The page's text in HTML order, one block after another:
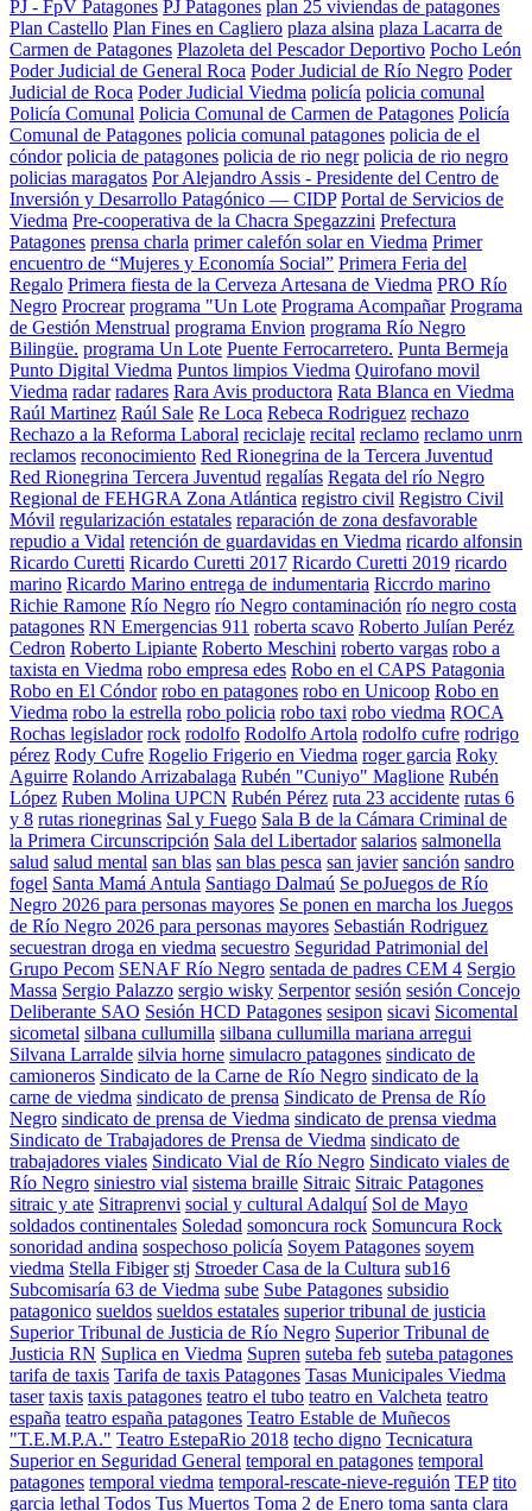
PJ - FpV Patagones PJ Patagones plan 25 viviendas de patagones
Plan Castello Plan Fines en Cagliero plaza alsina plaza Lacarra de
Carmen de Patagones Plazoleta del Pescador Deportivo Pocho León
Poder Judicial de General Roca Poder Judicial de Río Negro Poder
Judicial de Roca Poder Judicial Viedma policía policia comunal
Policía Comunal Policia Comunal de Carmen de Patagones Policía
Comunal de Patagones policia comunal patagones policia de el
cóndor policia de patagones policia de rio negr policia de rio negro
policias maragatos Por Alejandro Assis - Presidente del Centro de
Inversión y Desarrollo Patagónico — CIDP Portal de Servicios de
Viedma Pre-cooperativa de la Chacra Spegazzini Prefectura
Patagones prensa charla primer calefón solar en Viedma Primer
encuentro de “Mujeres y Economía Social” Primera Feria del
Regalo Primera fiesta de la Cerveza Artesana de Viedma PRO Río
Negro Procrear programa "Un Lote Programa Acompañar Programa
de Gestión Menstrual programa Envion programa Río Negro
Bilingüe. programa Un Lote Puente Ferrocarretero. Punta Bermeja
Punto Digital Viedma Puntos limpios Viedma Quirofano movil
Viedma radar radares Rara Avis productora Rata Blanca en Viedma
Raúl Martinez Raúl Sale Re Loca Rebeca Rodriguez rechazo
Rechazo a la Reforma Laboral reciclaje recital reclamo reclamo unrn
reclamos reconocimiento Red Rionegrina de la Tercera Juventud
Red Rionegrina Tercera Juventud regalías Regata del río Negro
Regional de FEHGRA Zona Atlántica registro civil Registro Civil
Móvil regularización estatales reparación de zona desfavorable
repudio a Vidal retención de guardavidas en Viedma ricardo alfonsin
Ricardo Curetti Ricardo Curetti 2017 Ricardo Curetti 2019 ricardo
marino Ricardo Marino entrega de indumentaria Riccrdo marino
Richie Ramone Río Negro río Negro contaminación río negro costa
patagones RN Emergencias 911 roberta scavo Roberto Julían Peréz
Cedron Roberto Lipiante Roberto Meschini roberto vargas robo a
taxista en Viedma robo empresa edes Robo en el CAPS Patagonia
Robo en El Cóndor robo en patagones robo en Unicoop Robo en
Viedma robo la estrella robo policia robo taxi robo viedma ROCA
Rochas legislador rock rodolfo Rodolfo Artola rodolfo cufre rodrigo
pérez Rody Cufre Rogelio Frigerio en Viedma roger garcia Roky
Aguirre Rolando Arrizabalaga Rubén "Cuniyo" Maglione Rubén
López Ruben Molina UPCN Rubén Pérez ruta 23 accidente rutas 6
y 8 rutas rionegrinas Sal y Fuego Sala B de la Cámara Criminal de
la Primera Circunscripción Sala del Libertador salarios salmonella
salud salud mental san blas san blas pesca san javier sanción sandro
fogel Santa Mamá Antula Santiago Dalmaú Se poJuegos de Río
Negro 2026 para personas mayores Se ponen en marcha los Juegos
de Río Negro 2026 para personas mayores Sebastián Rodriguez
secuestran droga en viedma secuestro Seguridad Patrimonial del
Grupo Pecom SENAF Río Negro sentada de padres CEM 4 Sergio
Massa Sergio Palazzo sergio wisky Serpentor sesión sesión Concejo
Deliberante SAO Sesión HCD Patagones sesipon sicavi Sicomental
sicometal silbana cullumilla silbana cullumilla mariana arregui
Silvana Larralde silvia horne simulacro patagones sindicato de
camioneros Sindicato de la Carne de Río Negro sindicato de la
carne de viedma sindicato de prensa Sindicato de Prensa de Río
Negro sindicato de prensa de Viedma sindicato de prensa viedma
Sindicato de Trabajadores de Prensa de Viedma sindicato de
trabajadores viales Sindicato Vial de Río Negro Sindicato viales de
Río Negro siniestro vial sistema braille Sitraic Sitraic Patagones
sitraic y ate Sitraprenvi social y cultural Adalquí Sol de Mayo
soldados continentales Soledad somoncura rock Somuncura Rock
sonoridad andina sospechoso policía Soyem Patagones soyem
viedma Stella Fibiger stj Stroeder Casa de la Cultura sub16
Subcomisaría 63 de Viedma sube Sube Patagones subsidio
patagonico sueldos sueldos estatales superior tribunal de justicia
Superior Tribunal de Justicia de Río Negro Superior Tribunal de
Justicia RN Suplica en Viedma Supren suteba feb suteba patagones
tarifa de taxis Tarifa de taxis Patagones Tasas Municipales Viedma
taser taxis taxis patagones teatro el tubo teatro en Valcheta teatro
españa teatro españa patagones Teatro Estable de Muñecos
"T.E.M.P.A." Teatro EstepaRio 2018 techo digno Tecnicatura
Superior en Seguridad General temporal en patagones temporal
patagones temporal viedma temporal-rescate-nieve-reguión TEP tito
garcia lethal Todos Tus Muertos Toma 2 de Enero toma santa clara